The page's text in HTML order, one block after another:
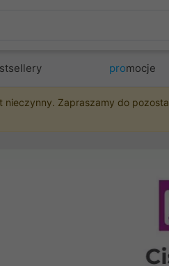
promocje
nieczynny. Zapraszamy do